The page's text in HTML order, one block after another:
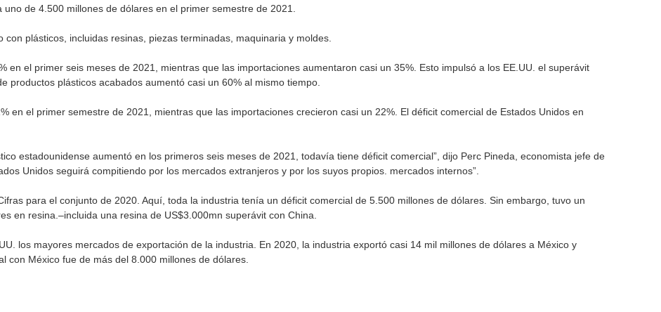
de 4.500 millones de dólares en el primer semestre de 2021.
plásticos, incluidas resinas, piezas terminadas, maquinaria y moldes.
en el primer seis meses de 2021, mientras que las importaciones aumentaron casi un 35%. Esto impulsó a los EE.UU. el superávit
productos plásticos acabados aumentó casi un 60% al mismo tiempo.
en el primer semestre de 2021, mientras que las importaciones crecieron casi un 22%. El déficit comercial de Estados Unidos en
estadounidense aumentó en los primeros seis meses de 2021, todavía tiene déficit comercial”, dijo Perc Pineda, economista jefe de
Unidos seguirá compitiendo por los mercados extranjeros y por los suyos propios. mercados internos”.
para el conjunto de 2020. Aquí, toda la industria tenía un déficit comercial de 5.500 millones de dólares. Sin embargo, tuvo un
en resina. –incluida una resina de US$3.000mn superávit con China.
los mayores mercados de exportación de la industria. En 2020, la industria exportó casi 14 mil millones de dólares a México y
con México fue de más del 8.000 millones de dólares.